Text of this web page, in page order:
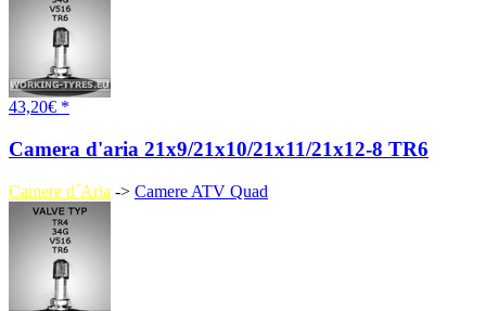
43,20€ *
Camera d'aria 21x9/21x10/21x11/21x12-8 TR6
Camere d´Aria -> Camere ATV Quad